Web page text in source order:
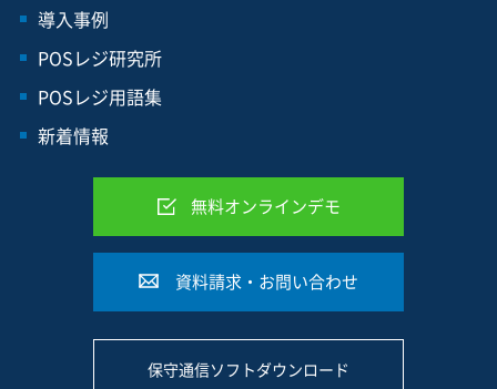
導入事例
POSレジ研究所
POSレジ用語集
新着情報
無料オンラインデモ
資料請求・お問い合わせ
保守通信ソフトダウンロード